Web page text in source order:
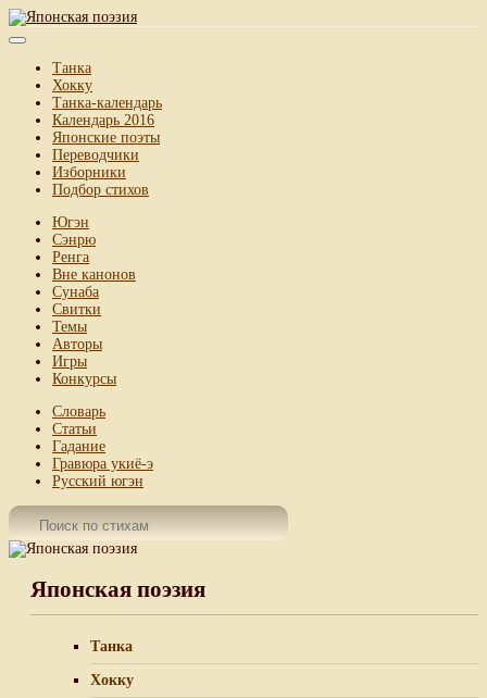
Танка
Хокку
Танка-календарь
Календарь 2016
Японские поэты
Переводчики
Изборники
Подбор стихов
Югэн
Сэнрю
Ренга
Вне канонов
Сунаба
Свитки
Темы
Авторы
Игры
Конкурсы
Словарь
Статьи
Гадание
Гравюра укиё-э
Русский югэн
Японская поэзия
Танка
Хокку